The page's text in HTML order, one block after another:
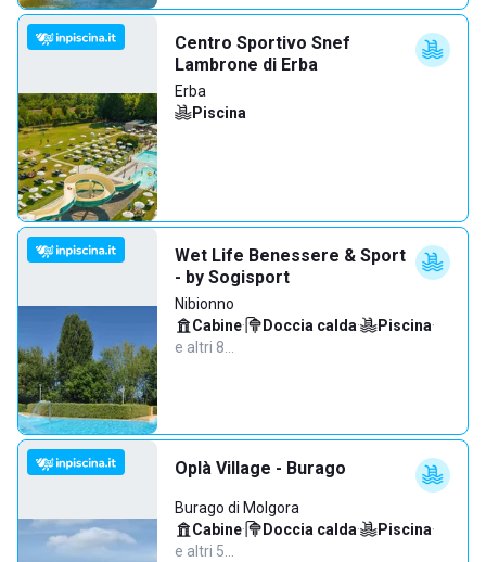
Centro Sportivo Snef
Lambrone di Erba
Erba
Piscina
Wet Life Benessere & Sport
- by Sogisport
Nibionno
Cabine· Doccia calda· Piscina·
e altri 8…
Oplà Village - Burago
Burago di Molgora
Cabine· Doccia calda· Piscina·
e altri 5…